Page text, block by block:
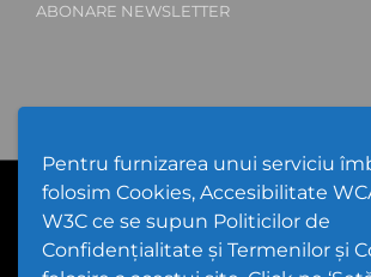
Pentru furnizarea unui serviciu
folosim Cookies, Accesibilitate
W3C ce se supun Politicilor de
Confidențialitate și Termenilor și
ABONARE NEWSLETTER
PPW @2026 |Hartă Website|Setări
Politică de utilizare Cookies|Politică de
Termeni și condiții de utilizare a site-